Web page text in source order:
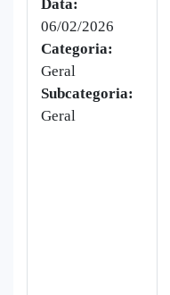
Data:
06/02/2026
Categoria:
Geral
Subcategoria:
Geral